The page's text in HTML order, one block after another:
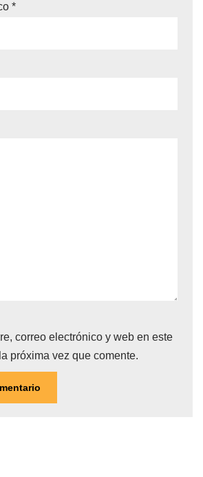
*
correo electrónico y web en este
próxima vez que comente.